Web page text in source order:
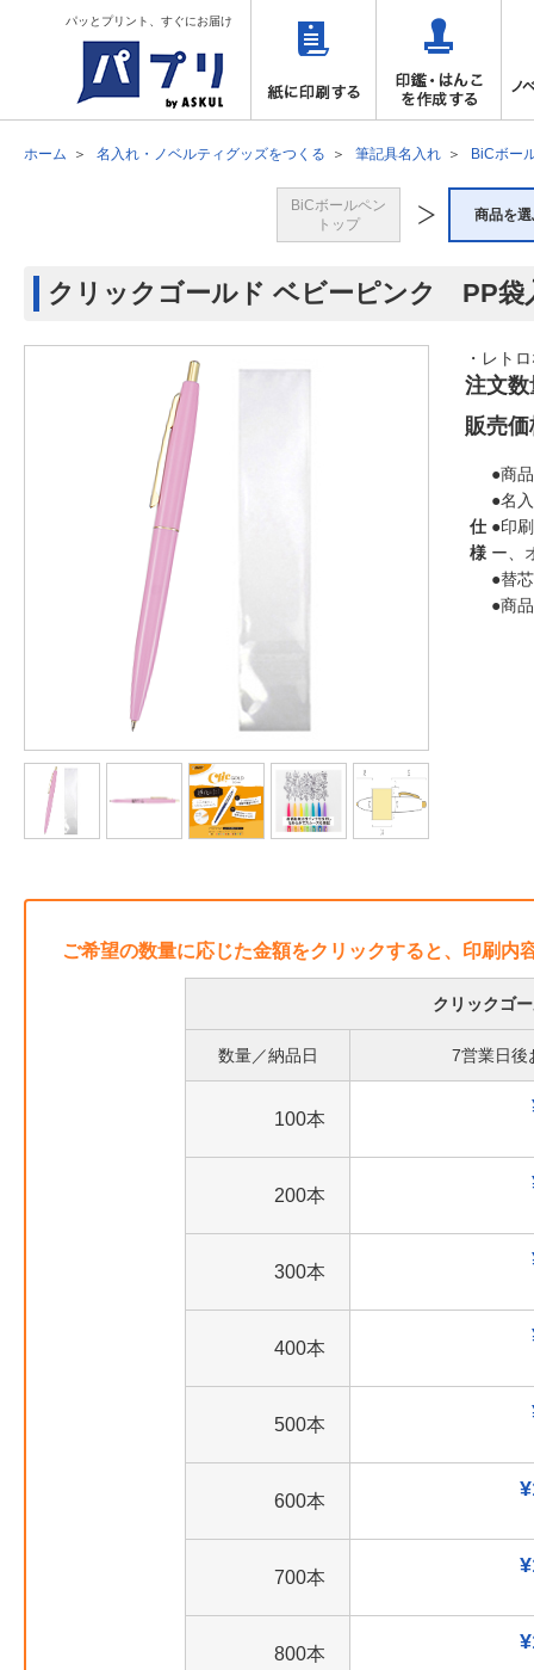
パッとプリント、すぐにお届け
ホーム 名入れ・ノベルティグッズをつくる 筆記具名入れ BiCボー
BiCボールペン
トップ
商品を
クリックゴールド ベビーピンク PP袋
・レト
注文数
販売価
仕
様
●商
●名
●印
ー、
●替
●商
ご希望の数量に応じた金額をクリックすると、印刷内
クリックゴ
数量／納品日 7営業日後
100本
200本
300本
400本
500本
600本
700本
800本